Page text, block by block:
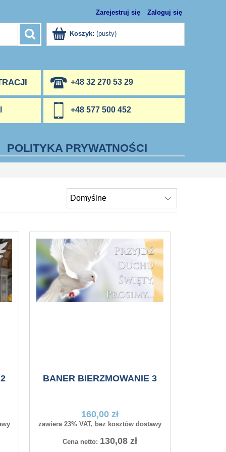
Zarejestruj się Zaloguj się
Koszyk: (pusty)
+48 32 270 53 29
+48 577 500 452
POLITYKA PRYWATNOŚCI
BANER BIERZMOWANIE 3
160,00 zł
zawiera 23% VAT, bez kosztów dostawy
Cena netto: 130,08 zł